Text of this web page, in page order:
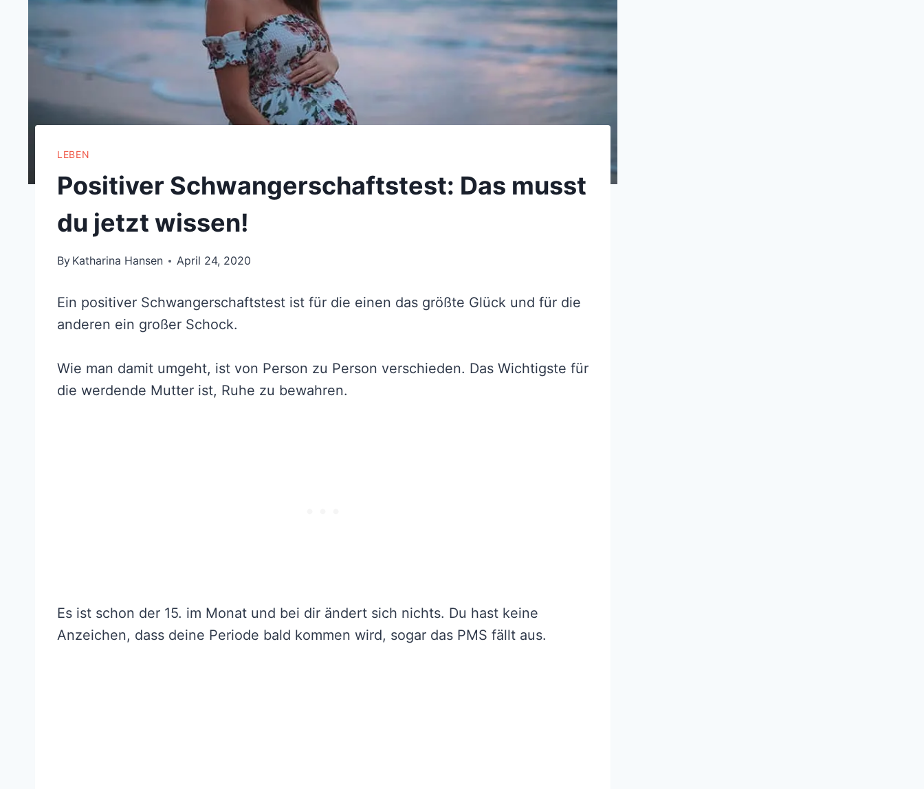
LEBEN
Positiver Schwangerschaftstest: Das musst
du jetzt wissen!
By Katharina Hansen April 24, 2020
Ein positiver Schwangerschaftstest ist für die einen das größte Glück und für die
anderen ein großer Schock.
Wie man damit umgeht, ist von Person zu Person verschieden. Das Wichtigste für
die werdende Mutter ist, Ruhe zu bewahren.
Es ist schon der 15. im Monat und bei dir ändert sich nichts. Du hast keine
Anzeichen, dass deine Periode bald kommen wird, sogar das PMS fällt aus.